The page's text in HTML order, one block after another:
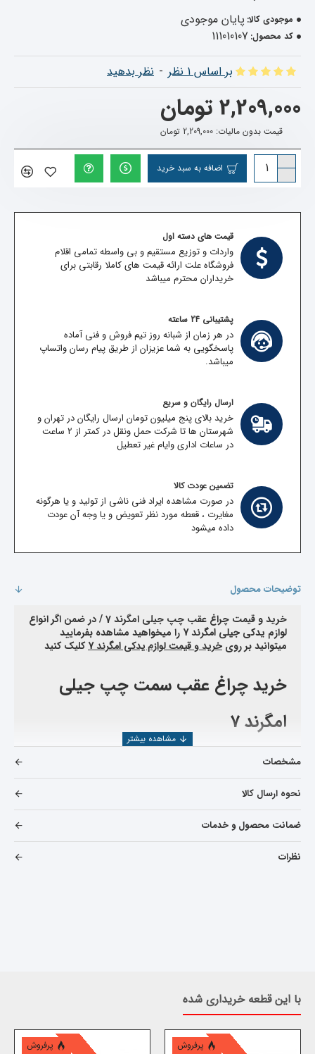
موجودی کالا: پایان موجودی
کد محصول: 111010107
بر اساس 1 نظر - نظر بدهید
2,209,000 تومان
قیمت بدون مالیات: 2,209,000 تومان
اضافه به سبد خرید
قیمت های دسته اول
واردات و توزیع مستقیم و بی واسطه تمامی اقلام
فروشگاه علت ارائه قیمت های کاملا رقابتی برای
خریداران محترم میباشد
پشتیبانی 24 ساعته
در هر زمان از شبانه روز تیم فروش و فنی آماده
پاسخگویی به شما عزیزان از طریق پیام رسان واتساپ
میباشد.
ارسال رایگان و سریع
خرید بالای پنج میلیون تومان ارسال رایگان در تهران و
شهرستان ها تا شرکت حمل ونقل در کمتر از 2 ساعت
در ساعات اداری وایام غیر تعطیل
تضمین عودت کالا
در صورت مشاهده ایراد فنی ناشی از تولید و یا هرگونه
مغایرت ، قعطه مورد نظر تعویض و یا وجه آن عودت
داده میشود
توضیحات محصول
خرید و قیمت چراغ عقب چپ جیلی امگرند 7 /
در ضمن اگر انواع
لوازم یدکی جیلی امگرند 7 را میخواهید مشاهده بفرمایید
میتوانید بر روی خرید و قیمت لوازم یدکی امگرند 7 کلیک کنید
خرید چراغ عقب سمت چپ جیلی
امگرند 7
در خرید چراغ عقب سمت چپ جیلیامگرند 7 مواردی که باید
بهش توجه کرد شامل موارد زیر میباشد
اعتبار کارخانه سازنده
محصولات وارداتی خود را از کارخانجات معتبر و طبق استانداردهای
مشخصات
نحوه ارسال کالا
ضمانت محصول و خدمات
نظرات
با این قطعه خریداری شده
پرفروش پرفروش